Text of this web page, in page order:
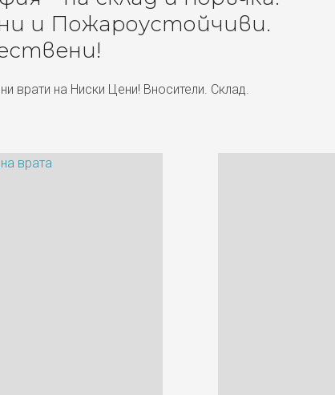
и Пожароустойчиви.
врати на Ниски Цени! Вносители. Склад.